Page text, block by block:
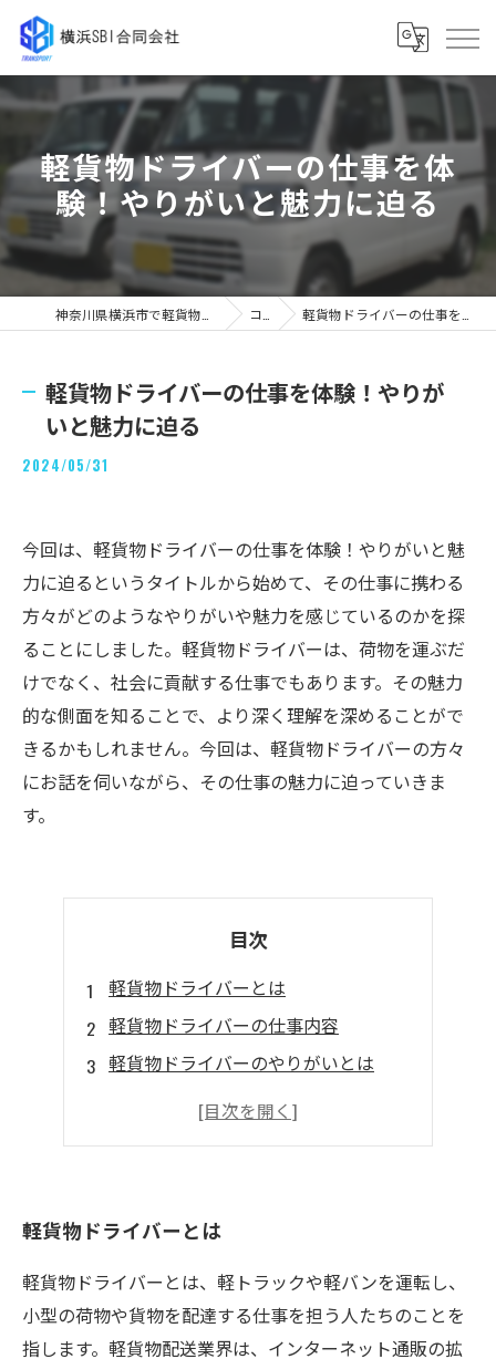
軽貨物ドライバーの仕事を体
験！やりがいと魅力に迫る
コラム 軽貨物ドライバーの仕事を体験！やりがいと魅力に迫る
軽貨物ドライバーの仕事を体験！やりが
いと魅力に迫る
2024/05/31
今回は、軽貨物ドライバーの仕事を体験！やりがいと魅
力に迫るというタイトルから始めて、その仕事に携わる
方々がどのようなやりがいや魅力を感じているのかを探
ることにしました。軽貨物ドライバーは、荷物を運ぶだ
けでなく、社会に貢献する仕事でもあります。その魅力
的な側面を知ることで、より深く理解を深めることがで
きるかもしれません。今回は、軽貨物ドライバーの方々
にお話を伺いながら、その仕事の魅力に迫っていきま
す。
目次
軽貨物ドライバーとは
軽貨物ドライバーの仕事内容
軽貨物ドライバーのやりがいとは
軽貨物ドライバーに必要なスキルとは
軽貨物ドライバーとは
軽貨物ドライバーとは、軽トラックや軽バンを運転し、
小型の荷物や貨物を配達する仕事を担う人たちのことを
指します。軽貨物配送業界は、インターネット通販の拡